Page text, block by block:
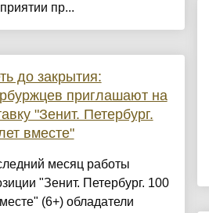
пр...
до закрытия:
приглашают на
"Зенит. Петербург.
вместе"
месяц работы
"Зенит. Петербург. 100
(6+) обладатели